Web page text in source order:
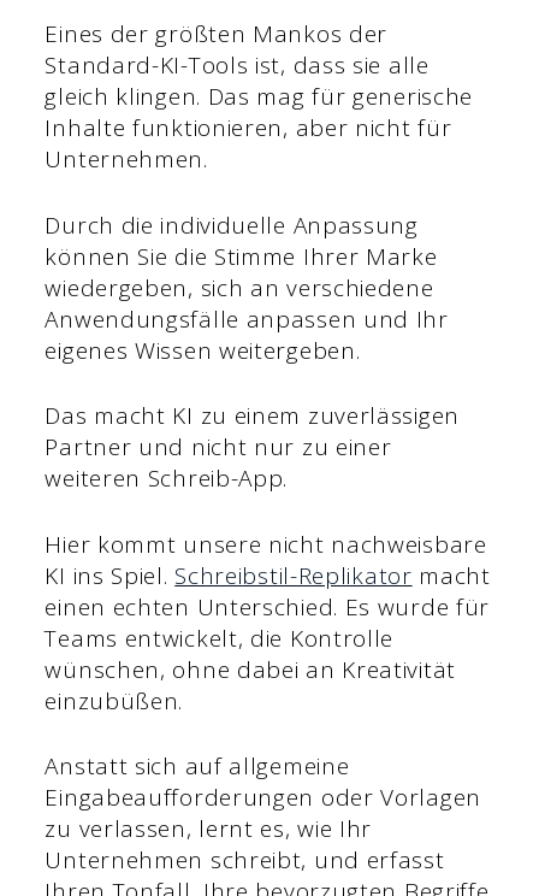
Eines der größten Mankos der
Standard-KI-Tools ist, dass sie alle
gleich klingen. Das mag für generische
Inhalte funktionieren, aber nicht für
Unternehmen.
Durch die individuelle Anpassung
können Sie die Stimme Ihrer Marke
wiedergeben, sich an verschiedene
Anwendungsfälle anpassen und Ihr
eigenes Wissen weitergeben.
Das macht KI zu einem zuverlässigen
Partner und nicht nur zu einer
weiteren Schreib-App.
Hier kommt unsere nicht nachweisbare
KI ins Spiel. Schreibstil-Replikator macht
einen echten Unterschied. Es wurde für
Teams entwickelt, die Kontrolle
wünschen, ohne dabei an Kreativität
einzubüßen.
Anstatt sich auf allgemeine
Eingabeaufforderungen oder Vorlagen
zu verlassen, lernt es, wie Ihr
Unternehmen schreibt, und erfasst